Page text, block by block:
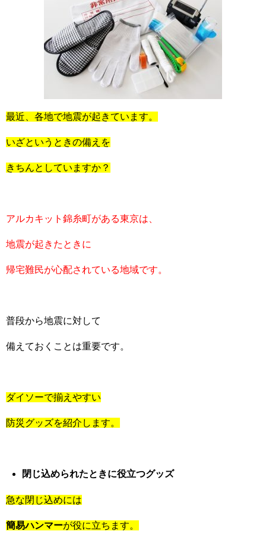
最近、各地で地震が起きています。
いざというときの備えを
きちんとしていますか？
アルカキット錦糸町がある東京は、
地震が起きたときに
帰宅難民が心配されている地域です。
普段から地震に対して
備えておくことは重要です。
ダイソーで揃えやすい
防災グッズを紹介します。
閉じ込められたときに役立つグッズ
急な閉じ込めには
簡易ハンマーが役に立ちます。